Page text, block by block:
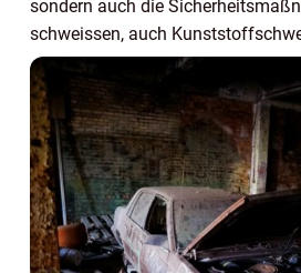
sondern auch die
schweissen, auch
Verbinden von Plastikmaterialien.
d...